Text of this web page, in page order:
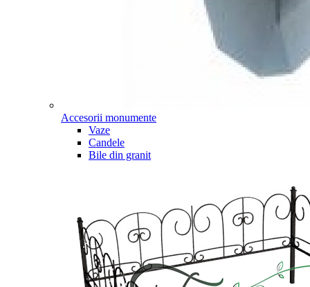
Accesorii monumente
Vaze
Candele
Bile din granit